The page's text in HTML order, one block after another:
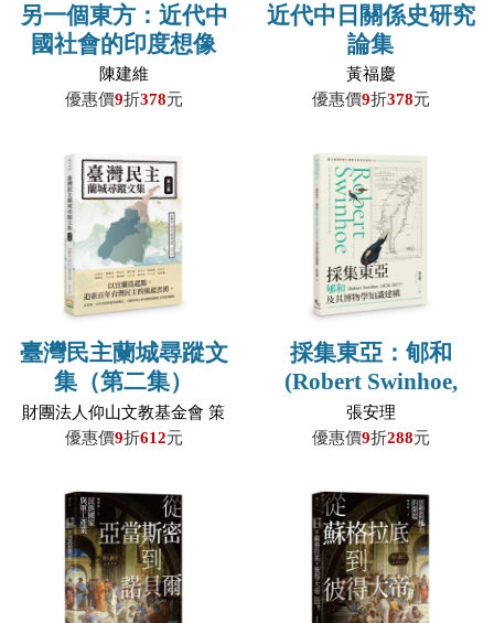
另一個東方：近代中
國社會的印度想像
（1895-1949）
陳建維
優惠價9折378元
近代中日關係史研究
論集
黃福慶
優惠價9折378元
臺灣民主蘭城尋蹤文
集（第二集）
財團法人仰山文教基金會 策
劃主編，游錫堃、姚嘉文、
林恕暉、陳瑞麟、任育德、
吳怡潔、柯汎禧、杜欣穎合
著
優惠價9折612元
採集東亞：郇和
(Robert Swinhoe,
1836-1877)及其博物
學知識建構
張安理
優惠價9折288元